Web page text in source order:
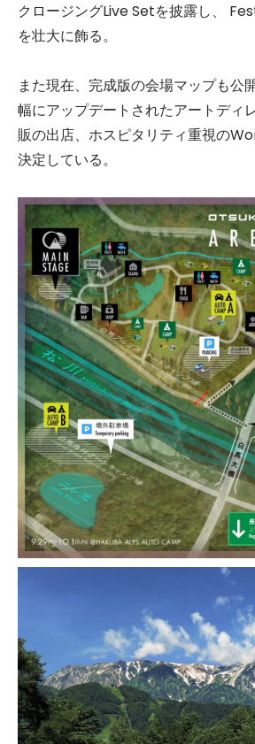
クロージングLive Setを披露し、
を壮大に飾る。
また現在、完成版の会場マップも公
幅にアップデートされたアートディ
販の出店、ホスピタリティ重視の
決定している。